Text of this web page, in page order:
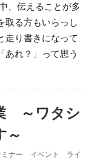
、伝えることが多
取る方もいらっし
走り書きになって
あれ？」って思う
～ワタシ
～
ミナー イベント ライ